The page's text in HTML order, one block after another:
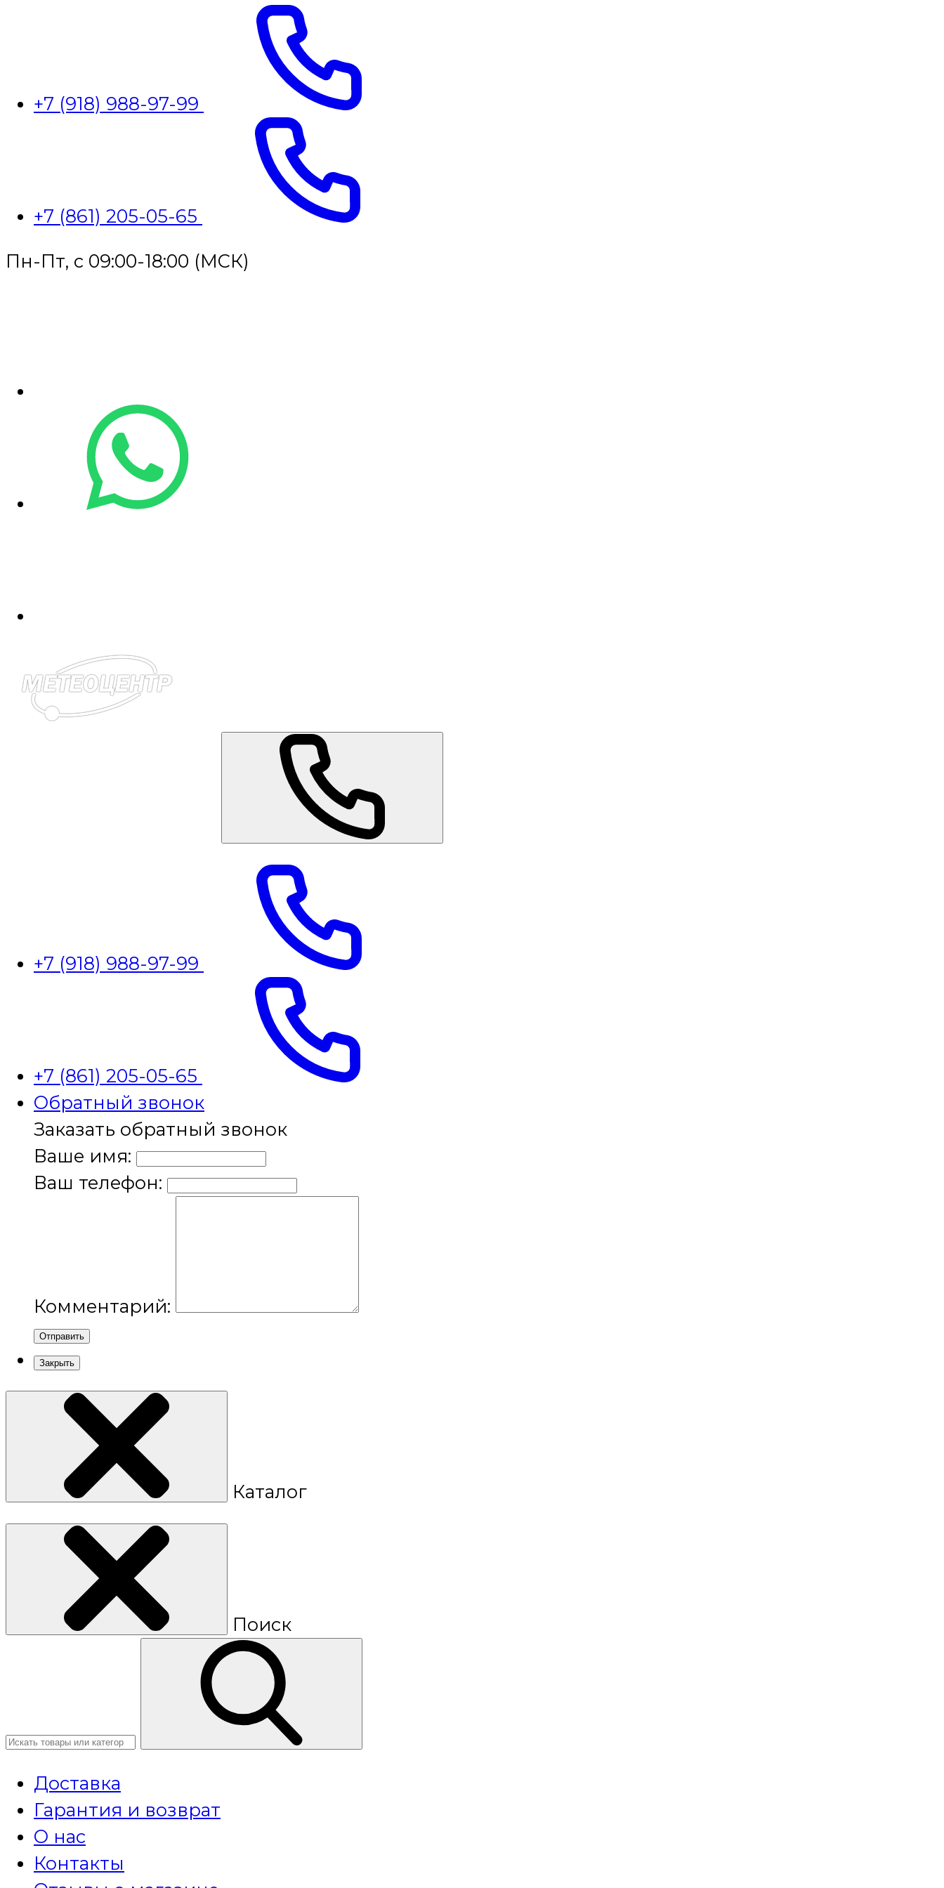
+7 (918) 988-97-99
+7 (861) 205-05-65
Пн-Пт, с 09:00-18:00 (МСК)
+7 (918) 988-97-99
+7 (861) 205-05-65
Обратный звонок
Заказать обратный звонок
Ваше имя:
Ваш телефон:
Комментарий:
Отправить
Закрыть
Каталог
Поиск
Доставка
Гарантия и возврат
О нас
Контакты